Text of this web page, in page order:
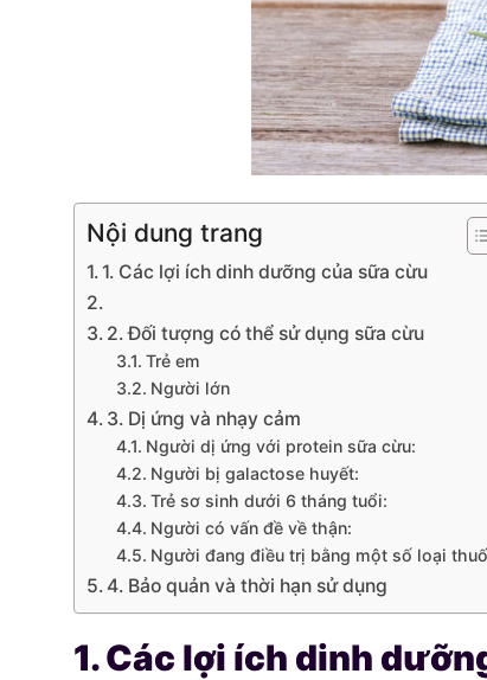
Nội dung trang
1. Các lợi ích dinh dưỡng của sữa cừu
2. Đối tượng có thể sử dụng sữa cừu
Trẻ em
Người lớn
3. Dị ứng và nhạy cảm
Người dị ứng với protein sữa cừu:
Người bị galactose huyết:
Trẻ sơ sinh dưới 6 tháng tuổi:
Người có vấn đề về thận:
Người đang điều trị bằng một số loại
4. Bảo quản và thời hạn sử dụng
1. Các lợi ích dinh